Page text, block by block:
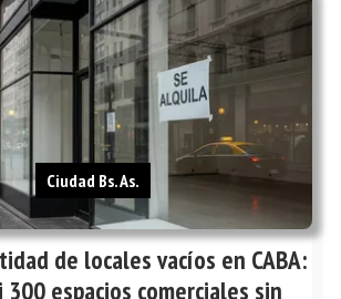
de locales vacíos en CABA:
300 espacios comerciales sin
Ciudad Bs. As.